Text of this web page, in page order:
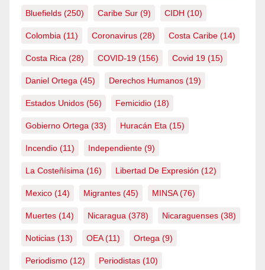
Bluefields (250) Caribe Sur (9) CIDH (10)
Colombia (11) Coronavirus (28) Costa Caribe (14)
Costa Rica (28) COVID-19 (156) Covid 19 (15)
Daniel Ortega (45) Derechos Humanos (19)
Estados Unidos (56) Femicidio (18)
Gobierno Ortega (33) Huracán Eta (15)
Incendio (11) Independiente (9)
La Costeñísima (16) Libertad De Expresión (12)
Mexico (14) Migrantes (45) MINSA(76)
Muertes (14) Nicaragua (378) Nicaraguenses (38)
Noticias (13) OEA(11) Ortega (9)
Periodismo (12) Periodistas (10)